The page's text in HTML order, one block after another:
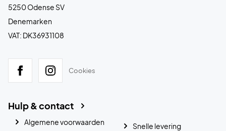
5250 Odense SV
Denemarken
VAT: DK36931108
Cookies
Hulp & contact
Algemene voorwaarden
Snelle levering